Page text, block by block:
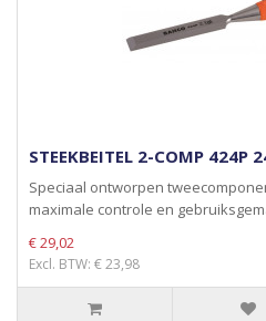
STEEKBEITEL 2-COMP 424P
Speciaal ontworpen
maximale controle en
€ 29,02
Excl. BTW: € 23,98